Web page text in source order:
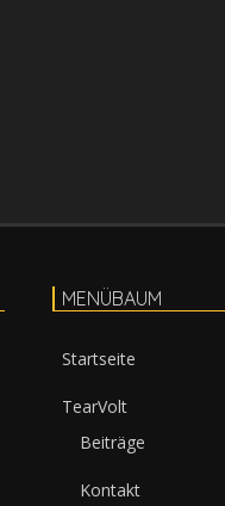
MENÜBAUM
Startseite
TearVolt
Beiträge
Kontakt